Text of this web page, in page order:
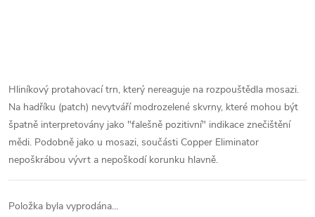
Hliníkový protahovací trn, který nereaguje na rozpouštědla mosazi.
Na hadříku (patch) nevytváří modrozelené skvrny, které mohou být
špatně interpretovány jako "falešně pozitivní" indikace znečištění
mědi. Podobně jako u mosazi, součásti Copper Eliminator
nepoškrábou vývrt a nepoškodí korunku hlavně.
Položka byla vyprodána…